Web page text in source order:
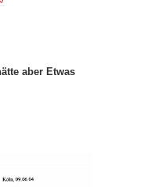
aber Etwas